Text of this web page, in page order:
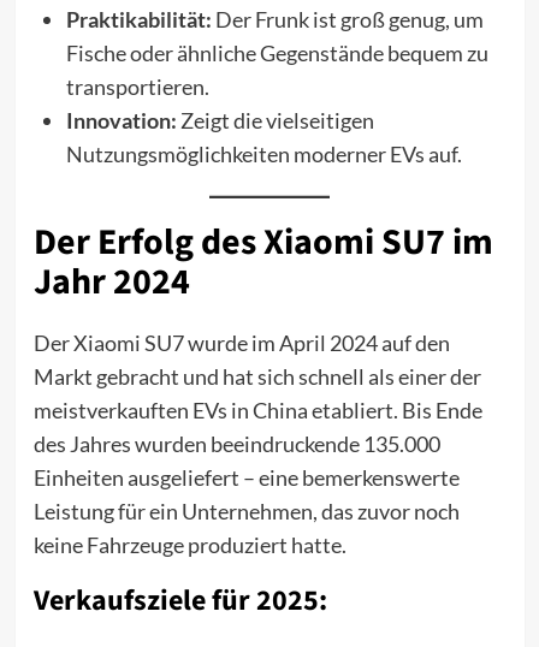
Praktikabilität: Der Frunk ist groß genug, um
Fische oder ähnliche Gegenstände bequem zu
transportieren.
Innovation: Zeigt die vielseitigen
Nutzungsmöglichkeiten moderner EVs auf.
Der Erfolg des Xiaomi SU7 im
Jahr 2024
Der Xiaomi SU7 wurde im April 2024 auf den
Markt gebracht und hat sich schnell als einer der
meistverkauften EVs in China etabliert. Bis Ende
des Jahres wurden beeindruckende 135.000
Einheiten ausgeliefert – eine bemerkenswerte
Leistung für ein Unternehmen, das zuvor noch
keine Fahrzeuge produziert hatte.
Verkaufsziele für 2025: